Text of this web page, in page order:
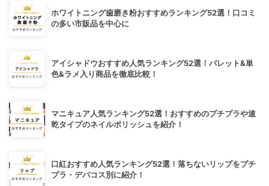
ホワイトニング歯磨き粉おすすめランキング52選！口コミ
の多い市販品を中心に
アイシャドウおすすめ人気ランキング52選！パレット&単
色&ラメ入り商品を徹底比較！
マニキュア人気ランキング52選！おすすめのプチプラや速
乾タイプのネイルポリッシュを紹介！
口紅おすすめ人気ランキング52選！落ちないリップをプチ
プラ・デパコス別に紹介！